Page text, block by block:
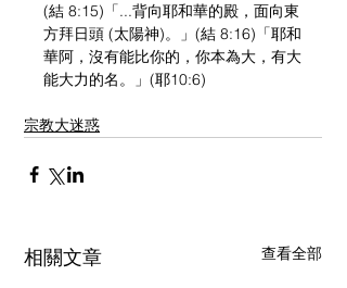
(結 8:15)「...背向耶和華的殿，面向東
方拜日頭 (太陽神)。」(結 8:16)「耶和
華阿，沒有能比你的，你本為大，有大
能大力的名。」(耶10:6)
宗教大迷惑
相關文章 查看全部